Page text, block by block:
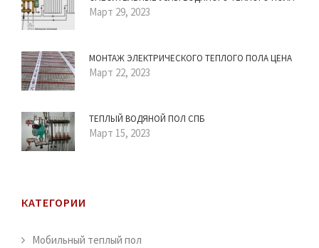
Март 29, 2023
МОНТАЖ ЭЛЕКТРИЧЕСКОГО ТЕПЛОГО ПОЛА ЦЕНА
Март 22, 2023
ТЕПЛЫЙ ВОДЯНОЙ ПОЛ СПБ
Март 15, 2023
КАТЕГОРИИ
Мобильный теплый пол